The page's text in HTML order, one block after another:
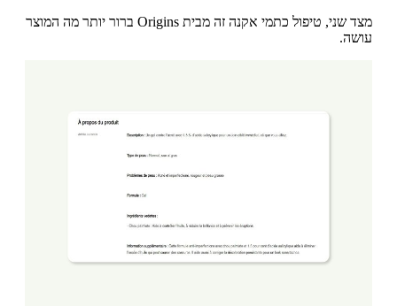
מצד שני, טיפול כתמי אקנה זה מבית Origins ברור יותר מה המוצר
עושה.